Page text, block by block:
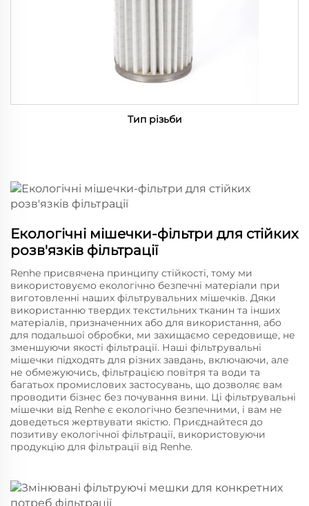
Тип різьби
Екологічні мішечки-фільтри для стійких
розв'язків фільтрації
Renhe присвячена принципу стійкості, тому ми
використовуємо екологічно безпечні матеріали при
виготовленні наших фільтрувальних мішечків. Дяки
використанню твердих текстильних тканин та інших
матеріалів, призначенних або для використання, або
для подальшої обробки, ми захищаємо середовище, не
зменшуючи якості фільтрації. Наші фільтрувальні
мішечки підходять для різних завдань, включаючи, але
не обмежуючись, фільтрацією повітря та води та
багатьох промислових застосувань, що дозволяє вам
проводити бізнес без почування вини. Ці фільтрувальні
мішечки від Renhe є екологічно безпечними, і вам не
доведеться жертвувати якістю. Приєднайтеся до
позитиву екологічної фільтрації, використовуючи
продукцію для фільтрації від Renhe.